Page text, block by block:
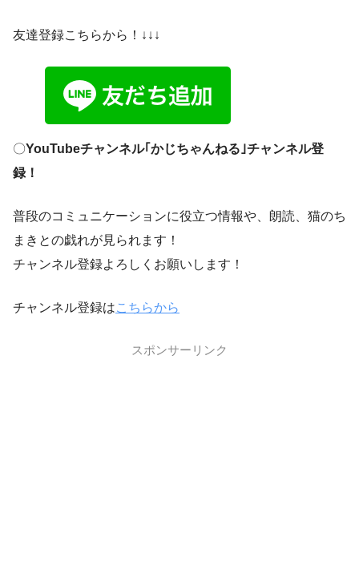
友達登録こちらから！↓↓↓
〇YouTubeチャンネル｢かじちゃんねる｣チャンネル登
録！
普段のコミュニケーションに役立つ情報や、朗読、猫のち
まきとの戯れが見られます！
チャンネル登録よろしくお願いします！
チャンネル登録はこちらから
スポンサーリンク